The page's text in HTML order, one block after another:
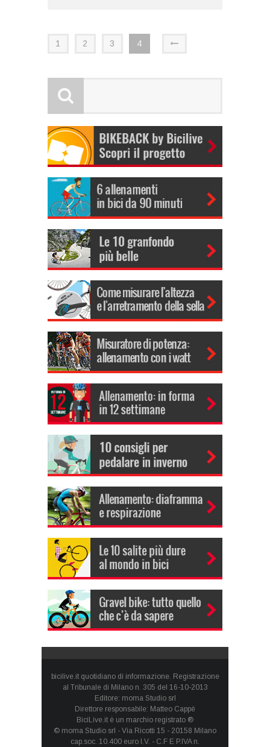
1 2 3 4
bicilive.it quotidiano di informazione. Registrazione
al Tribunale di Milano n. 305 del 16-10-2013
Editore: moma Studio srl
Direttore responsabile: Matteo Cappè
BiciLive.it è un marchio registrato ®
© moma Studio srl - Via Ricotti 15 - 20158 Milano
cap.soc. 10.400 euro I.V. - C.F E P.IVA n.